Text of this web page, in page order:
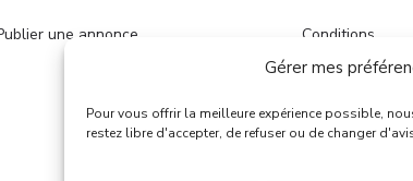
Gérer mes
Pour vous offrir la meilleure expérience possible,
restez libre d'accepter, de refuser ou de changer
une annonce
Conditions
d’utilisation